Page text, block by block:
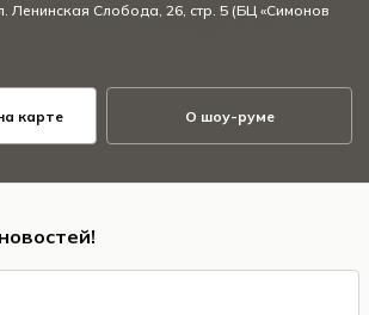
Ленинская Слобода, 26, стр. 5 (БЦ «Симонов
карте О шоу-руме